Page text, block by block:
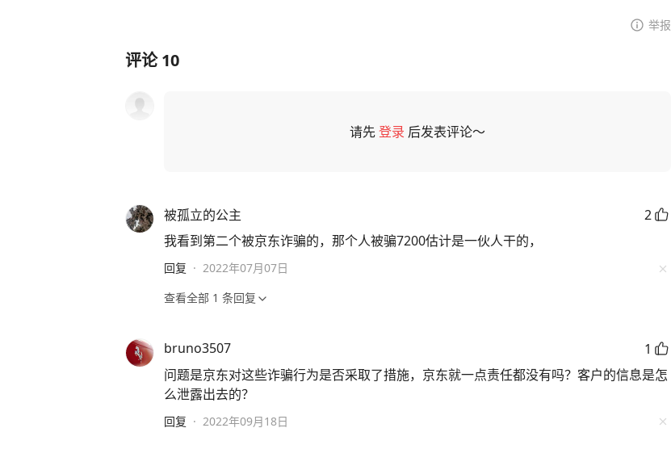
举报
评论10
请先登录 后发表评论～
被孤立的公主
2
我看到第二个被京东诈骗的，那个人被骗7200估计是一伙人干的，
回复 · 2022年07月07日
查看全部 1 条回复
bruno3507
1
问题是京东对这些诈骗行为是否采取了措施，京东就一点责任都没有吗？客户的信息是怎
么泄露出去的？
回复 · 2022年09月18日